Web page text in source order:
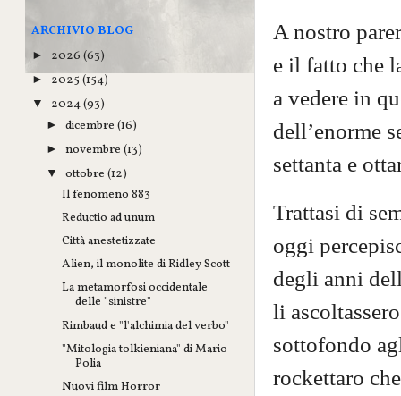
A nostro
e il fatto che
a vedere in
dell’enorme
settanta e
Trattasi di
oggi
degli anni
li
sottofondo
rockettaro
ARCHIVIO BLOG
► 2026 (63)
► 2025 (154)
▼ 2024(93)
►dicembre(16)
►novembre(13)
▼ottobre(12)
Il fenomeno 883
Reductio ad unum
Città anestetizzate
Alien, il monolite di Ridley Scott
La metamorfosi occidentale
delle "sinistre"
Rimbaud e "l'alchimia del verbo"
"Mitologia tolkieniana" di Mario
Polia
Nuovi film Horror